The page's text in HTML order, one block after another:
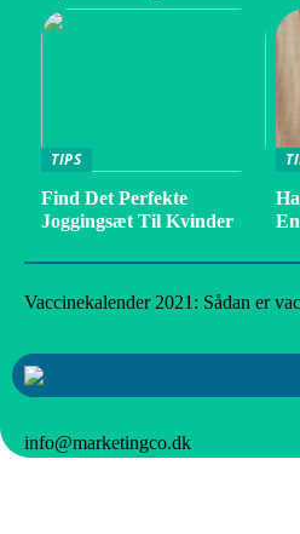
TIPS
Find Det Perfekte
Joggingsæt Til Kvinder
Vaccinekalender 2021: Sådan er
info@marketingco.dk